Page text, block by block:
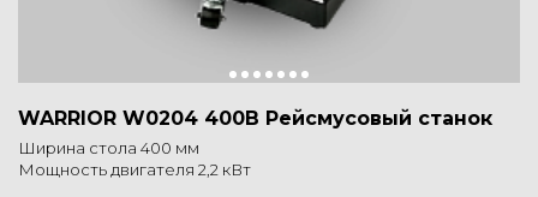
WARRIOR W0204 400В Рейсмусовый станок
Ширина стола 400 мм
Мощность двигателя 2,2 кВт